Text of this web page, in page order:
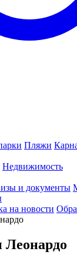
Пляжи
Недвижимость
и документы
на новости
Леонардо